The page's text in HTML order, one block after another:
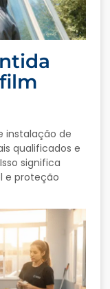
instalação de
qualificados e
significa
e proteção